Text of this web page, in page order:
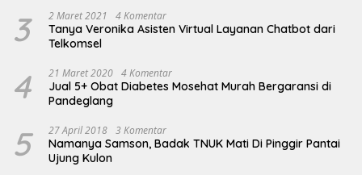
3 2 Maret 2021 4 Komentar
Tanya Veronika Asisten Virtual Layanan Chatbot dari
Telkomsel
4 21 Maret 2020 4 Komentar
Jual 5+ Obat Diabetes Mosehat Murah Bergaransi di
Pandeglang
5 27 April 2018 3 Komentar
Namanya Samson, Badak TNUK Mati Di Pinggir Pantai
Ujung Kulon